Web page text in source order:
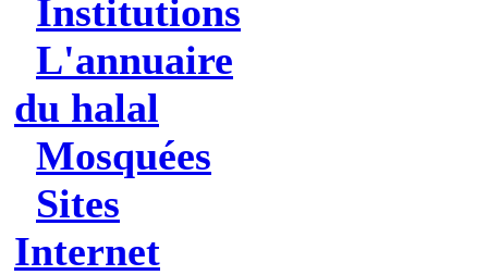
Institutions
L'annuaire
du halal
Mosquées
Sites
Internet